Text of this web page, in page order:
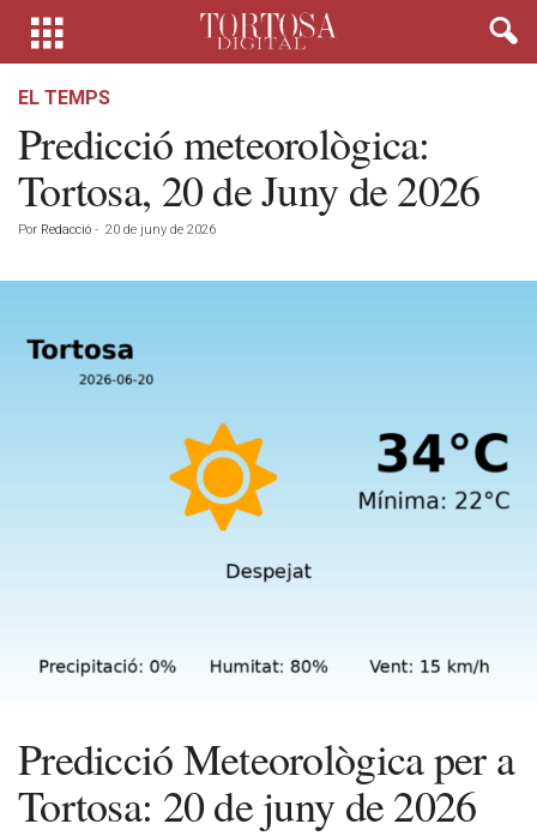
EL TEMPS
Predicció meteorològica:
Tortosa, 20 de Juny de 2026
Por Redacció - 20 de juny de 2026
Predicció Meteorològica per a
Tortosa: 20 de juny de 2026